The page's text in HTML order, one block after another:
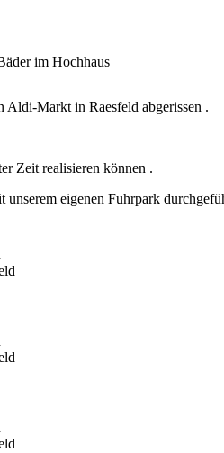
im Hochhaus
Markt in Raesfeld abgerissen .
Zeit realisieren können .
eigenen Fuhrpark